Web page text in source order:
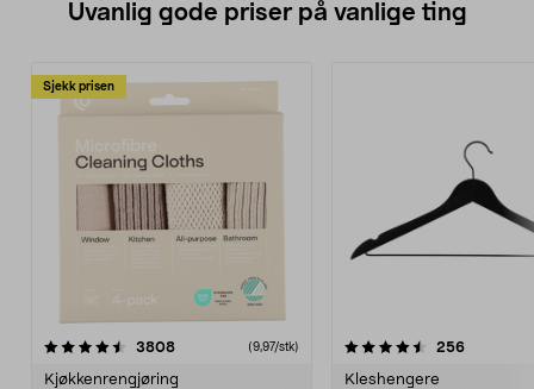
Uvanlig gode priser på vanlige ting
Sjekk prisen
3808anmeldelser(9,97/stk)
Kjøkkenrengjøring
4.5av 5 stjerner 256
Kleshengere
4.5av 5 stjerner